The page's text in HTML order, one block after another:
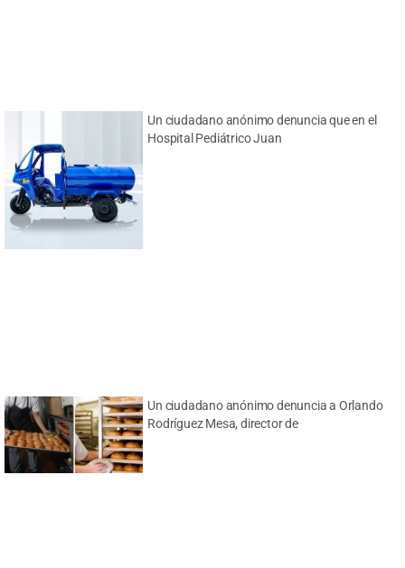
Un ciudadano anónimo denuncia que en el
Hospital Pediátrico Juan
Un ciudadano anónimo denuncia a Orlando
Rodríguez Mesa, director de